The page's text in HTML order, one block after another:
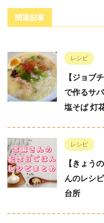
関連記事
レシピ
【ジョブ
で作るサ
塩そば 灯
レシピ
【きょう
んのレシ
台所